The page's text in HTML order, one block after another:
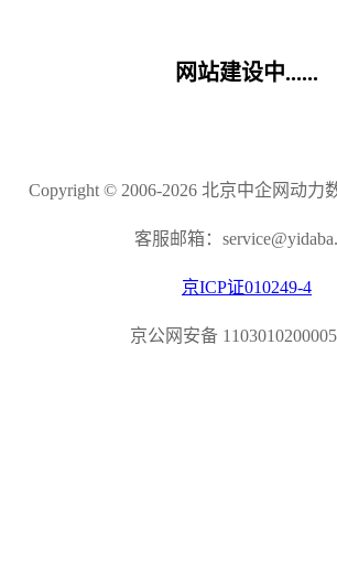
网站建设中......
Copyright © 2006-2026 北京中企网动力
客服邮箱：
京ICP证010249-4
京公网安备